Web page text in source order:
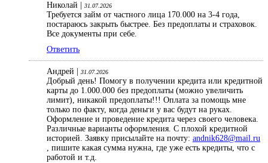
Николай | 31.07.2026
Требуется займ от частного лица 170.000 на 3-4 года,
постараюсь закрыть быстрее. Без предоплаты и страховок.
Все документы при себе.
Ответить
Андрей | 31.07.2026
Добрый день! Помогу в получении кредита или кредитной
карты до 1.000.000 без предоплаты (можно увеличить
лимит), никакой предоплаты!!! Оплата за помощь мне
только по факту, когда деньги у вас будут на руках.
Оформление и проведение кредита через своего человека.
Различные варианты оформления. С плохой кредитной
историей. Заявку присылайте на почту: andnik628@mail.ru
, пишите какая сумма нужна, где уже есть кредиты, что с
работой и т.д.